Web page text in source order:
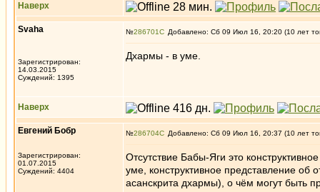
Наверх
Svaha
Зарегистрирован:
14.03.2015
Суждений: 1395
№286701 Добавлено: Сб 09 Июл 16, 20:20 (10 лет
Дхармы - в уме.
Наверх
Евгений Бобр
Зарегистрирован:
01.07.2015
Суждений: 4404
№286704 Добавлено: Сб 09 Июл 16, 20:37 (10 лет
Отсутствие Бабы-Яги это
уме, конструктивное представление об
асанскрита дхармы), о чём могут быть